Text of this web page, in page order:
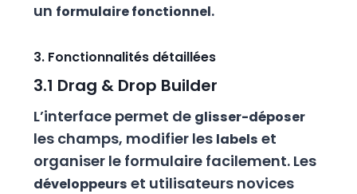
un formulaire fonctionnel.
3. Fonctionnalités détaillées
3.1 Drag & Drop Builder
L’interface permet de glisser-déposer
les champs, modifier les labels et
organiser le formulaire facilement. Les
développeurs et utilisateurs novices